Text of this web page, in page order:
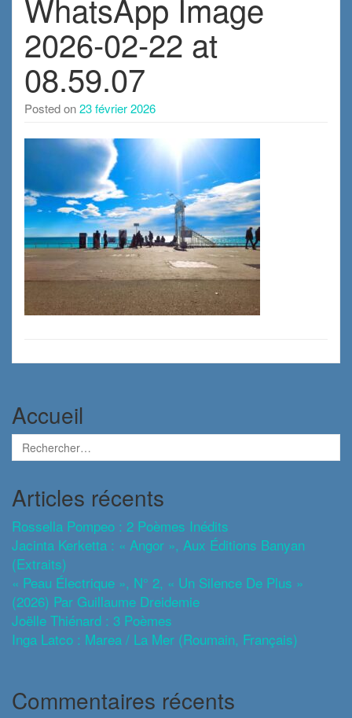
WhatsApp Image
2026-02-22 at
08.59.07
Posted on23 février 2026
Accueil
Articles récents
Rossella Pompeo : 2 Poèmes Inédits
Jacinta Kerketta : « Angor », Aux Éditions Banyan
(extraits)
« Peau Électrique », N° 2, « Un Silence De Plus »
(2026) Par Guillaume Dreidemie
Joëlle Thiénard : 3 Poèmes
Inga Latco : Marea / La Mer (roumain, Français)
Commentaires récents